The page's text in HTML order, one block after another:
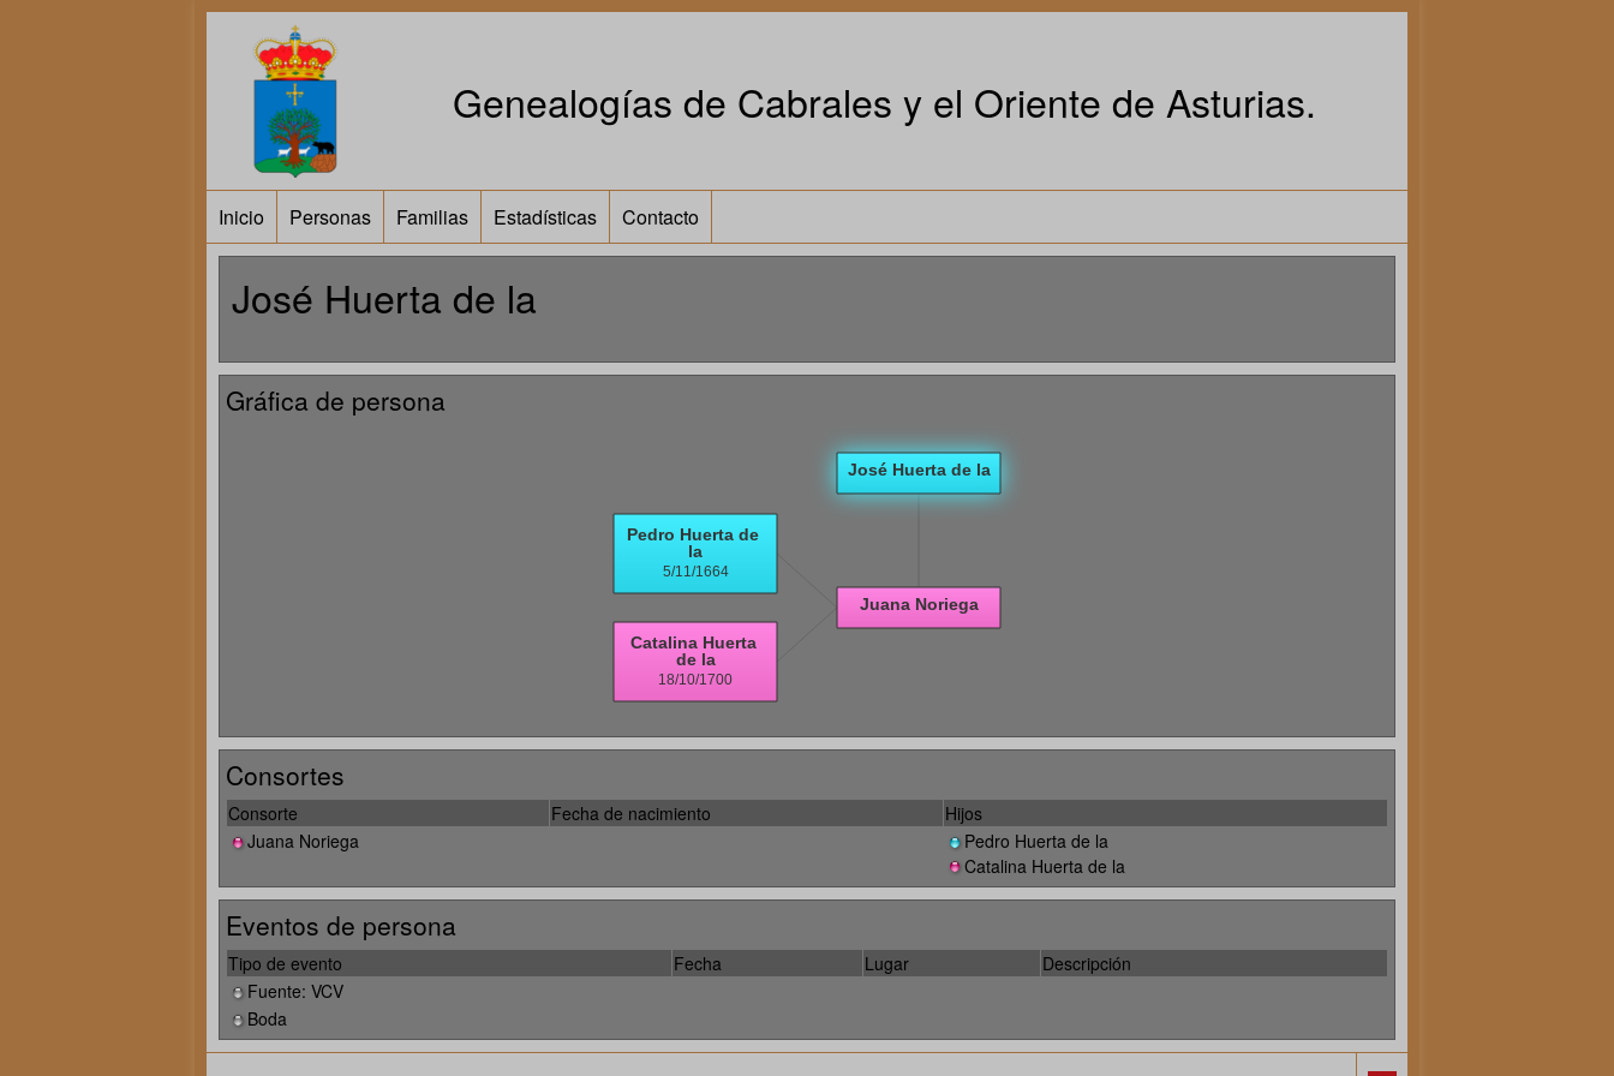
Genealogías de Cabrales y el Oriente de Asturias.
Inicio Personas Familias Estadísticas Contacto
José Huerta de la
Gráfica de persona
Consortes
Consorte Fecha de nacimiento
Hijos
Juana Noriega
Pedro Huerta de la
Catalina Huerta de la
Eventos de persona
Tipo de evento Fecha Lugar
Descripción
Fuente: VCV
Boda